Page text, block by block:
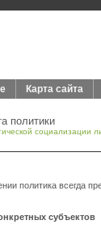
Карта сайта
политики
социализации
политика всегда
субъектов